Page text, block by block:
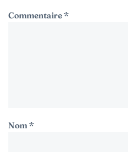
Commentaire*
Nom*